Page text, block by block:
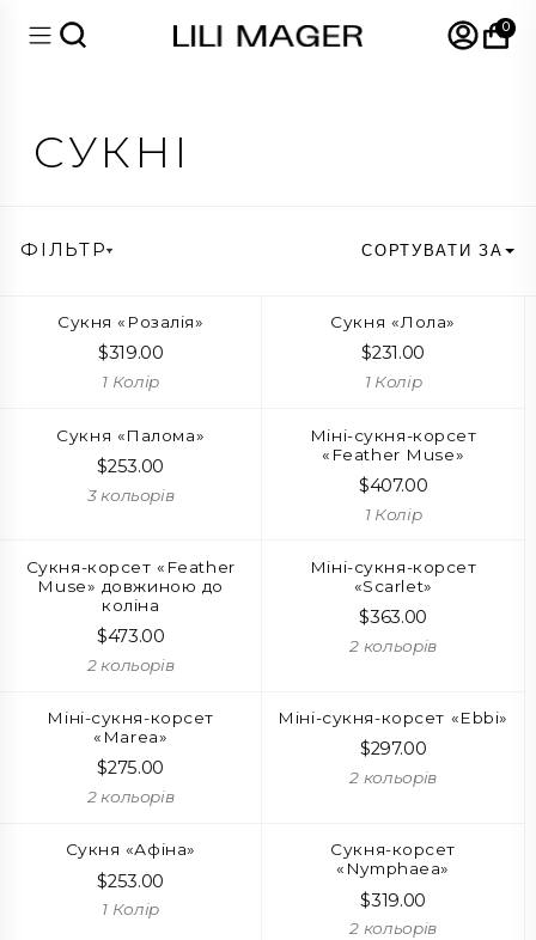
0
СУКНІ
ФІЛЬТР СОРТУВАТИ ЗА
Сукня «Розалія»
$319.00
1 Колір
Сукня «Лола»
$231.00
1 Колір
Сукня «Палома»
$253.00
3 кольорів
Міні-сукня-корсет
«Feather Muse»
$407.00
1 Колір
Сукня-корсет «Feather
Muse» довжиною до
коліна
$473.00
2 кольорів
Міні-сукня-корсет
«Scarlet»
$363.00
2 кольорів
Міні-сукня-корсет
«Marea»
$275.00
2 кольорів
Міні-сукня-корсет «Ebbi»
$297.00
2 кольорів
Сукня «Афіна»
$253.00
1 Колір
Сукня-корсет
«Nymphaea»
$319.00
2 кольорів